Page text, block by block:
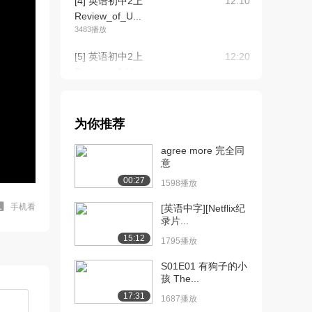
手机看
Review_of_U...
3483播放
[5] 英语初中2上
12:20
Review_of_U...
Unit1_Secti...
Unit1_Secti...
Unit1_Secti...
为你推荐
00:27
agree more 完全同
意
1598播放
15:12
[英语中字][Netflix纪
录片...
1795播放
17:31
S01E01 有狗子的小
孩 The...
1687播放